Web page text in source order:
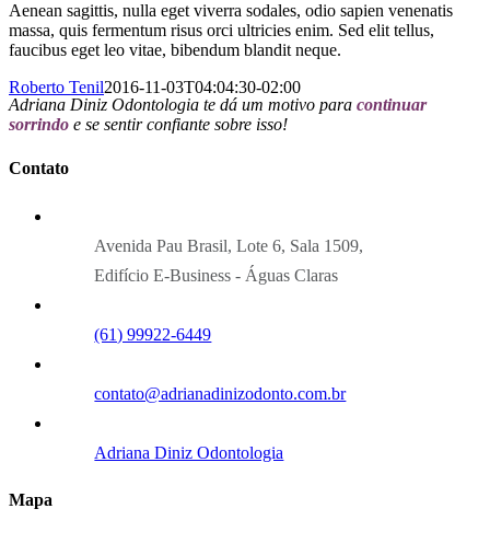
Aenean sagittis, nulla eget viverra sodales, odio sapien venenatis
massa, quis fermentum risus orci ultricies enim. Sed elit tellus,
faucibus eget leo vitae, bibendum blandit neque.
Roberto Tenil2016-11-03T04:04:30-02:00
Adriana Diniz Odontologia te dá um motivo para continuar
sorrindo e se sentir confiante sobre isso!
Contato
Avenida Pau Brasil, Lote 6, Sala 1509,
Edifício E-Business - Águas Claras
(61) 99922-6449
contato@adrianadinizodonto.com.br
Adriana Diniz Odontologia
Mapa